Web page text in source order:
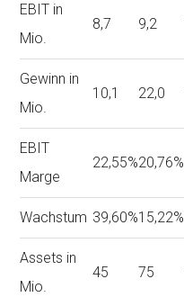
EBIT in
Mio.
8,7 9,2
Gewinn in
Mio.
10,1 22,0
EBIT
Marge
22,55%20,76%
Wachstum 39,60%15,22%
Assets in
Mio.
45 75